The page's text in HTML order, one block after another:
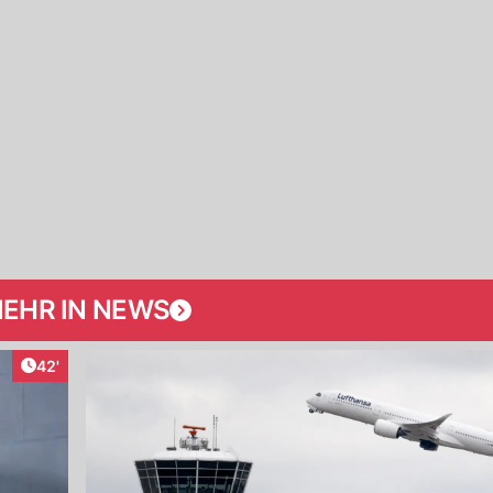
IN NEWS
Artikel veröffentlicht:
42'